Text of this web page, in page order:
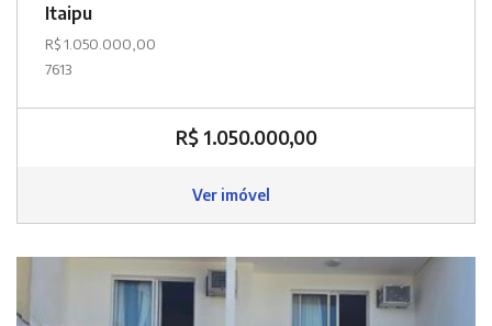
Itaipu
R$ 1.050.000,00
7613
R$ 1.050.000,00
Ver imóvel